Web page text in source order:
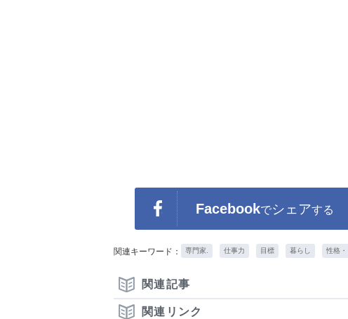
Facebookでシェアする
関連キーワード： 専門家. 仕事力 目標 暮らし 性格
関連記事
関連リンク